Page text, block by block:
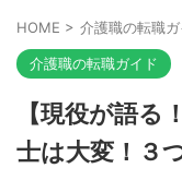
HOME > 介護職の転職ガ
介護職の転職ガイド
【現役が語
士は大変！３